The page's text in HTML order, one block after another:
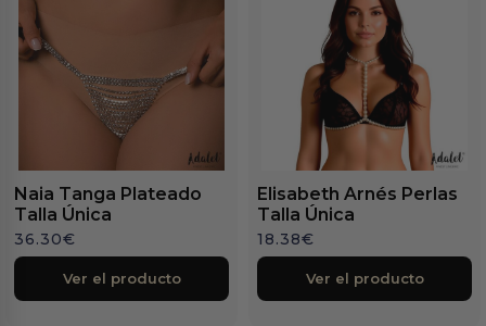
Naia Tanga Plateado
Talla Única
36.30€
Ver el producto
Elisabeth Arnés Perlas
Talla Única
18.38€
Ver el producto